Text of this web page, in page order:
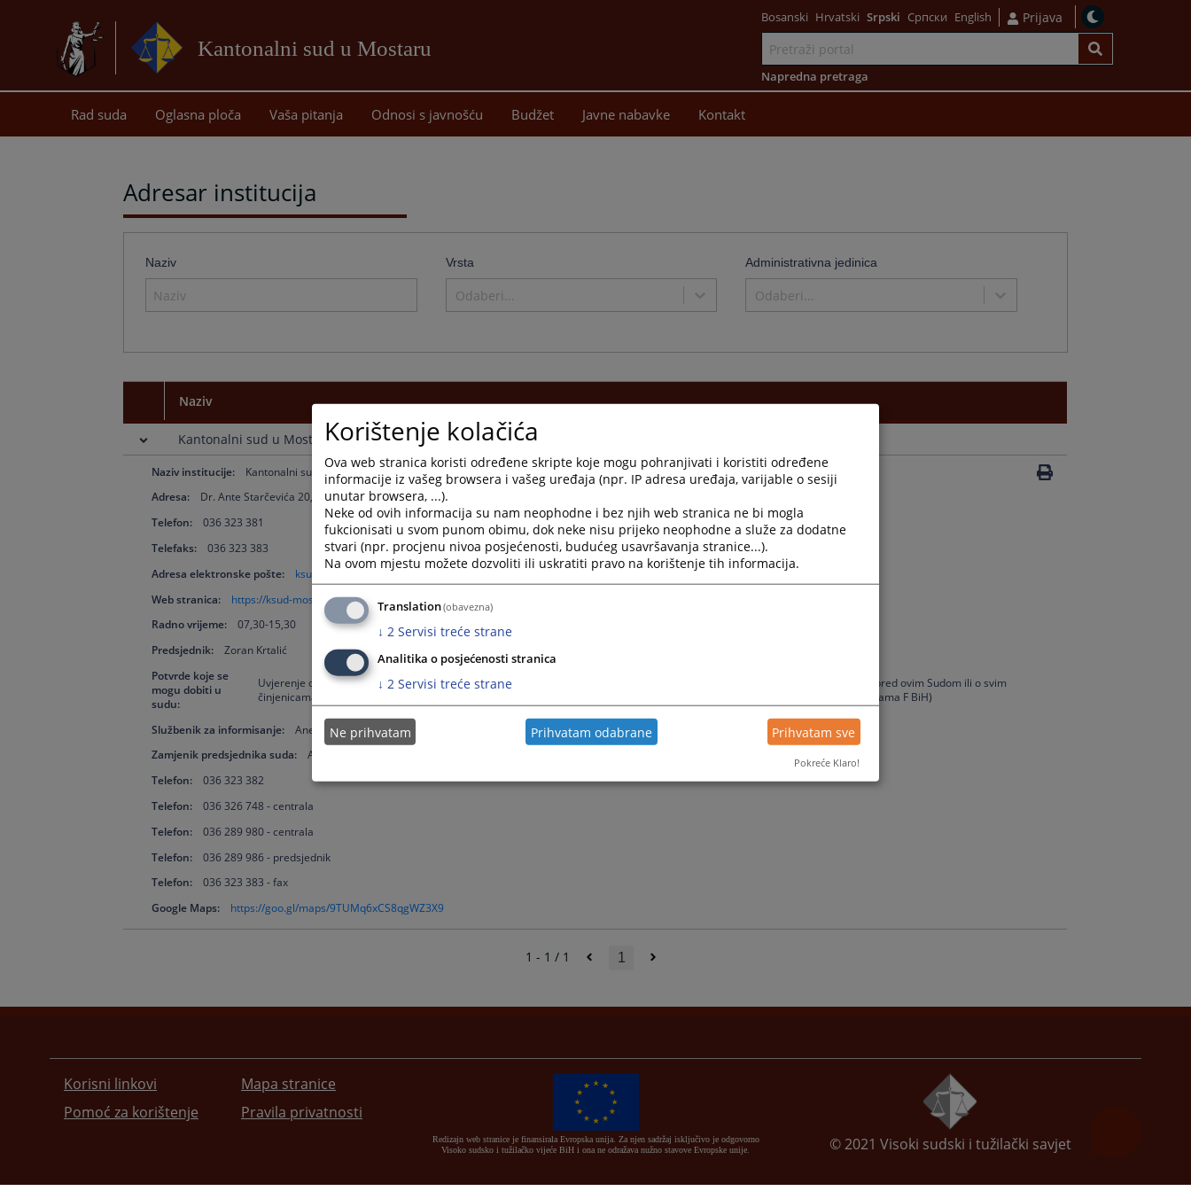
Kantonalni sud u Mostaru
sadržaj
Bosanski Hrvatski Srpski Српски English Prijava
Napredna pretraga
Rad suda Oglasna ploča Vaša pitanja Odnosi s javnošću Budžet Javne nabavke Kontakt
Adresar institucija
Naziv Vrsta
Odaberi...
Administrativna jedinica
Odaberi...
Naziv
Kantonalni sud u Mostaru
Naziv institucije:
Kantonalni sud u Mostaru
Adresa:
Dr. Ante Starčevića 20, 88000 Mostar
Telefon:
036 323 381
Telefaks:
036 323 383
Adresa elektronske pošte:
ksud-mostar@pravosudje.ba
Web stranica:
https://ksud-mostar.pravosudje.ba
Radno vrijeme:
07,30-15,30
Predsjednik:
Zoran Krtalić
Potvrde koje se
mogu dobiti u
sudu:
Uvjerenje o ne vođenju kaznenog postupka; Uvjerenje o pokrenutom upravnom sporu; Uvjerenje/potvrda o vođenju postupka pred ovim Sudom ili o svim
činjenicama i podacima o kojima Sud vodi evidenciju (a da nisu u suprotnosti s člankom 8. Zakona o slobodi pristupa informacijama F BiH)
Službenik za informisanje:
Anela Redžić
Zamjenik predsjednika suda:
Azra Šunje
Telefon:
036 323 382
Telefon:
036 326 748 - centrala
Telefon:
036 289 980 - centrala
Telefon:
036 289 986 - predsjednik
Telefon:
036 323 383 - fax
Google Maps:
https://goo.gl/maps/9TUMq6xCS8qgWZ3X9
1 - 1 / 1 1
Korisni linkovi
Pomoć za korištenje
Mapa stranice
Pravila privatnosti
Redizajn web stranice je finansirala Evropska unija. Za njen sadržaj isključivo je odgovorno
Visoko sudsko i tužilačko vijeće BiH i ona ne odražava nužno stavove Evropske unije.
© 2021 Visoki sudski i tužilački savjet
Korištenje kolačića
Ova web stranica koristi određene skripte koje mogu pohranjivati i koristiti određene
informacije iz vašeg browsera i vašeg uređaja (npr. IP adresa uređaja, varijable o sesiji
unutar browsera, ...).
Neke od ovih informacija su nam neophodne i bez njih web stranica ne bi mogla
fukcionisati u svom punom obimu, dok neke nisu prijeko neophodne a služe za dodatne
stvari (npr. procjenu nivoa posjećenosti, budućeg usavršavanja stranice...).
Na ovom mjestu možete dozvoliti ili uskratiti pravo na korištenje tih informacija.
Translation(obavezna)
↓ 2 Servisi treće strane
Analitika o posjećenosti stranica
↓ 2 Servisi treće strane
Ne prihvatam Prihvatam odabrane Prihvatam sve
Pokreće Klaro!